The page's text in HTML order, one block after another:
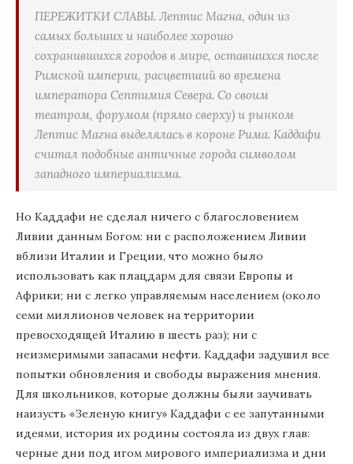
ПЕРЕЖИТКИ СЛАВЫ. Лептис Магна, один из
самых больших и наиболее хорошо
сохранившихся городов в мире, оставшихся после
Римской империи, расцветший во времена
императора Септимия Севера. Со своим
театром, форумом (прямо сверху) и рынком
Лептис Магна выделялась в короне Рима. Каддафи
считал подобные античные города символом
западного империализма.
Но Каддафи не сделал ничего с благословением
Ливии данным Богом: ни с расположением Ливии
вблизи Италии и Греции, что можно было
использовать как плацдарм для связи Европы и
Африки; ни с легко управляемым населением (около
семи миллионов человек на территории
превосходящей Италию в шесть раз); ни с
неизмеримыми запасами нефти. Каддафи задушил все
попытки обновления и свободы выражения мнения.
Для школьников, которые должны были заучивать
наизусть «Зеленую книгу» Каддафи с ее запутанными
идеями, история их родины состояла из двух глав:
черные дни под игом мирового империализма и дни